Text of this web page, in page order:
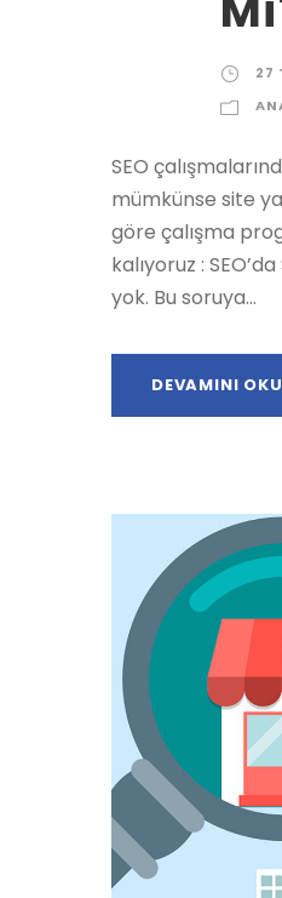
27
SEO
mümkünse site
göre çalışma
kalıyoruz :
yok. Bu soruya...
DEVAMINI OKU